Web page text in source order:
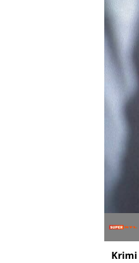
Krimi